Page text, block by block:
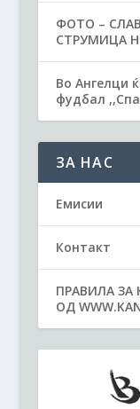
ФОТО –
СТРУМИЦА
Во Ангелци
фудбал
ЗА НАС
Емисии
Контакт
ПРАВИЛА
ОД